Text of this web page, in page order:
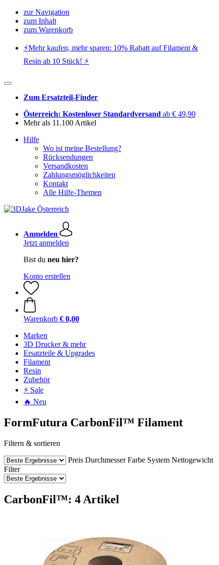
zur Navigation
zum Inhalt
zum Warenkorb
⚡️Mehr kaufen, mehr sparen: 10% Rabatt auf Filament &
Resin ab 10 Stück! ⚡️
Zum Ersatzteil-Finder
Österreich: Kostenloser Standardversand ab € 49,90
Mehr als 11.100 Artikel
Hilfe
Wo ist meine Bestellung?
Rücksendungen
Versandkosten
Zahlungsmöglichkeiten
Kontakt
Alle Hilfe-Themen
Anmelden
Jetzt anmelden
Bist du neu hier?
Konto erstellen
Warenkorb € 0,00
Marken
3D Drucker & mehr
Ersatzteile & Upgrades
Filament
Resin
Zubehör
⚡ Sale
🔥 Neu
FormFutura CarbonFil™ Filament
Filtern & sortieren
Preis Durchmesser Farbe System Nettogewicht
Filter
CarbonFil™: 4 Artikel